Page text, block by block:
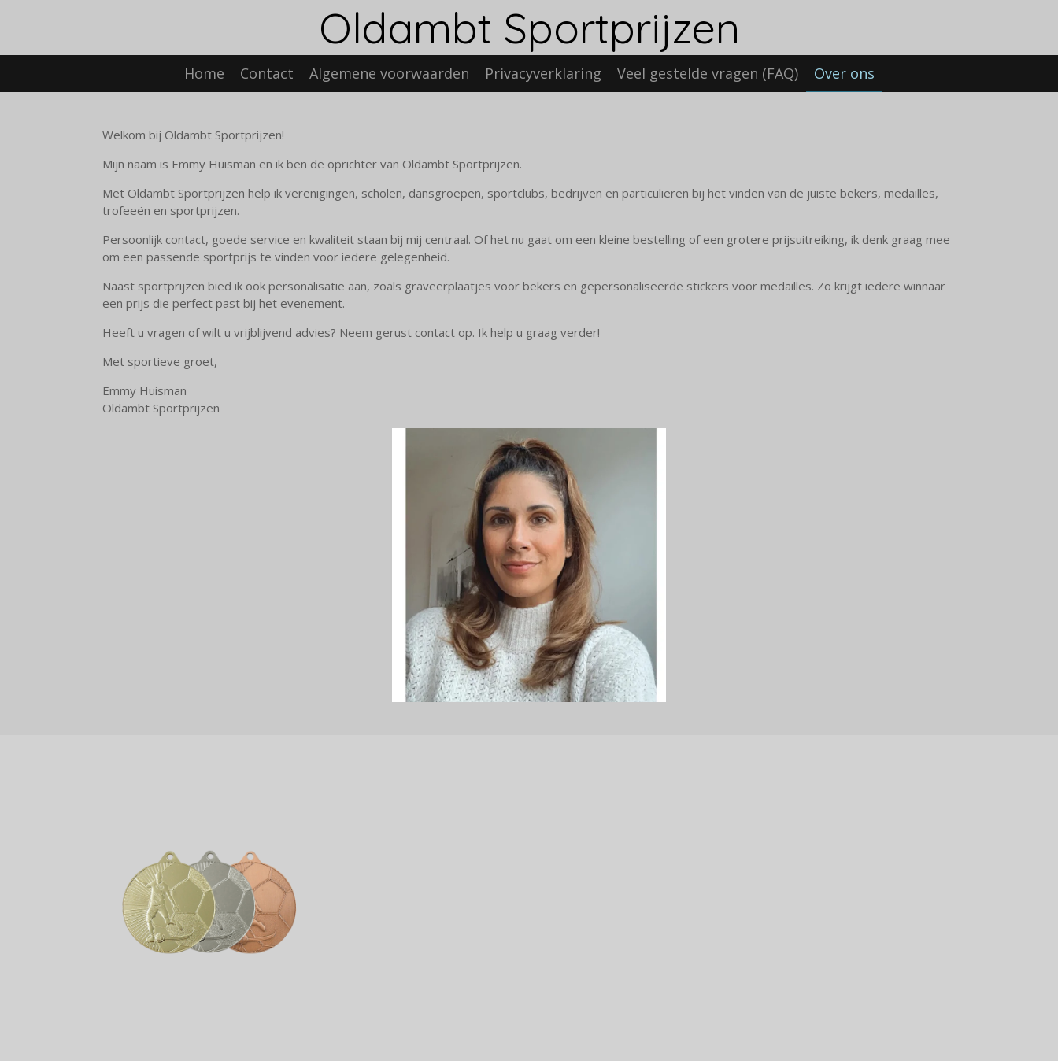
Oldambt Sportprijzen
Home Contact Algemene voorwaarden Privacyverklaring Veel gestelde vragen (FAQ) Over ons
Welkom bij Oldambt Sportprijzen!
Mijn naam is Emmy Huisman en ik ben de oprichter van Oldambt Sportprijzen.
Met Oldambt Sportprijzen help ik verenigingen, scholen, dansgroepen, sportclubs, bedrijven en particulieren bij het vinden van de juiste bekers, medailles,
trofeeën en sportprijzen.
Persoonlijk contact, goede service en kwaliteit staan bij mij centraal. Of het nu gaat om een kleine bestelling of een grotere prijsuitreiking, ik denk graag mee
om een passende sportprijs te vinden voor iedere gelegenheid.
Naast sportprijzen bied ik ook personalisatie aan, zoals graveerplaatjes voor bekers en gepersonaliseerde stickers voor medailles. Zo krijgt iedere winnaar
een prijs die perfect past bij het evenement.
Heeft u vragen of wilt u vrijblijvend advies? Neem gerust contact op. Ik help u graag verder!
Met sportieve groet,
Emmy Huisman
Oldambt Sportprijzen